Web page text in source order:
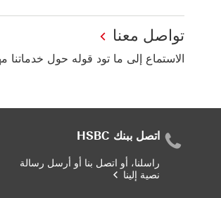
تواصل معنا
الاستماع إلى ما تود قوله حول
اتصل ببنك HSBC
راسلنا، أو اتصل بنا أو أرسل رسالة
نصية إلينا